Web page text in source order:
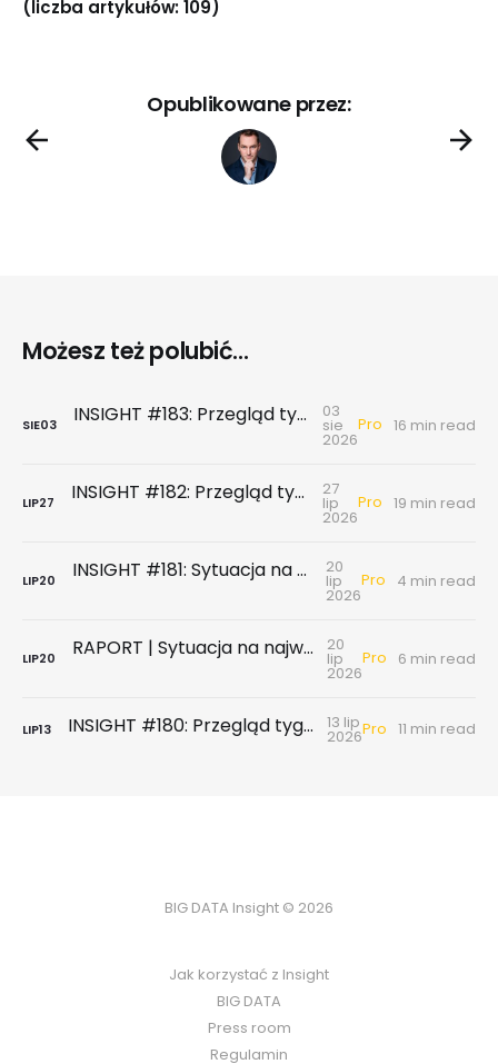
(liczba artykułów: 109)
Opublikowane przez:
Możesz też polubić...
SIE03 INSIGHT #183: Przegląd tygodniowy | Najnowsze dane GUS … czyli sezon wakacyjny z wiatrem w żagle 03
sie
2026
Pro 16 min read
LIP27 INSIGHT #182: Przegląd tygodniowy | Rynek biurowy - powierzchni biurowych nie brakuje, chyba że tych w najnowszym standardzie 27
lip
2026
Pro 19 min read
LIP20 INSIGHT #181: Sytuacja na największych rynkach mieszkaniowych po II kwartale 2026 20
lip
2026
Pro 4 min read
LIP20 RAPORT | Sytuacja na największych rynkach mieszkaniowych po II kwartale 2026 20
lip
2026
Pro 6 min read
LIP13 INSIGHT #180: Przegląd tygodniowy | Badanie ankietowe NBP - rynek wtórny & najem 13 lip
2026Pro 11 min read
BIG DATA Insight © 2026
Jak korzystać z Insight
BIG DATA
Press room
Regulamin